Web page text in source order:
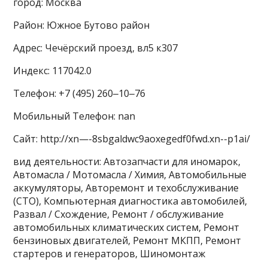
Район: Южное Бутово район
Адрес: Чечёрский проезд, вл5 к307
Индекс: 117042.0
Телефон: +7 (495) 260‒10‒76
Мобильный Телефон: nan
Сайт: http://xn—-8sbgaldwc9aoxegedf0fwd.xn--p1ai/
вид деятельности: Автозапчасти для иномарок,
Автомасла / Мотомасла / Химия, Автомобильные
аккумуляторы, Авторемонт и техобслуживание
(СТО), Компьютерная диагностика автомобилей,
Развал / Схождение, Ремонт / обслуживание
автомобильных климатических систем, Ремонт
бензиновых двигателей, Ремонт МКПП, Ремонт
стартеров и генераторов, Шиномонтаж